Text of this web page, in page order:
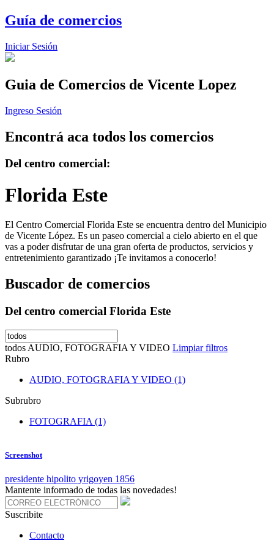
Guía de comercios
Iniciar Sesión
Guia de Comercios de Vicente Lopez
Ingreso Sesión
Encontrá aca todos los comercios
Del centro comercial:
Florida Este
El Centro Comercial Florida Este se encuentra dentro del Municipio
de Vicente López. Es un paseo comercial a cielo abierto en el que
vas a poder disfrutar de una gran oferta de productos, servicios y
entretenimiento garantizado ¡Te invitamos a conocerlo!
Buscador de comercios
Del centro comercial Florida Este
todos AUDIO, FOTOGRAFIA Y VIDEO Limpiar filtros
Rubro
AUDIO, FOTOGRAFIA Y VIDEO (1)
Subrubro
FOTOGRAFIA (1)
Screenshot
presidente hipolito yrigoyen 1856
Mantente informado de todas las novedades!
Suscribite
Contacto